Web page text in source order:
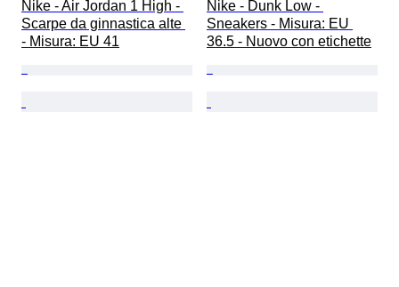
Nike - Air Jordan 1 High -
Scarpe da ginnastica alte
- Misura: EU 41
Nike - Dunk Low -
Sneakers - Misura: EU
36.5 - Nuovo con etichette